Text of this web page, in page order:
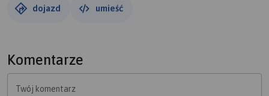
dojazd umieść
Komentarze
Twój komentarz